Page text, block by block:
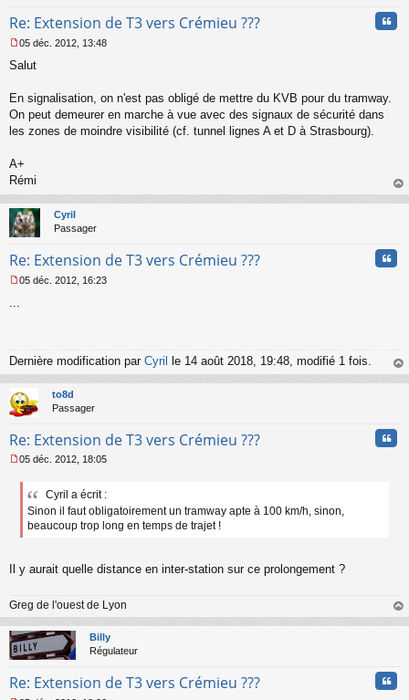
n
u
Re: Extension de T3 vers Crémieu ???
e
s
g
e
o
n
u
05 déc. 2012, 13:48
Salut
En signalisation, on n'est pas obligé de mettre du KVB pour du tramway.
On peut demeurer en marche à vue avec des signaux de sécurité dans
les zones de moindre visibilité (cf. tunnel lignes A et D à Strasbourg).
A+
Rémi
au
Cyril
Passager
Re: Extension de T3 vers Crémieu ???
g
e
n
o
n
u
05 déc. 2012, 16:23
...
Dernière modification par Cyril le 14 août 2018, 19:48, modifié 1 fois.
au
to8d
Passager
Re: Extension de T3 vers Crémieu ???
e
g
n
o
l
u
05 déc. 2012, 18:05
Cyril a écrit :
Sinon il faut obligatoirement un tramway apte à 100 km/h, sinon,
beaucoup trop long en temps de trajet !
Il y aurait quelle distance en inter-station sur ce prolongement ?
Greg de l'ouest de Lyon
au
Billy
Régulateur
Re: Extension de T3 vers Crémieu ???